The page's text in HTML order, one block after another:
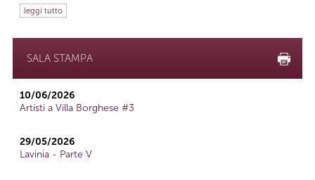
leggi tutto
SALA STAMPA
10/06/2026
Artisti a Villa Borghese #3
29/05/2026
Lavinia - Parte V